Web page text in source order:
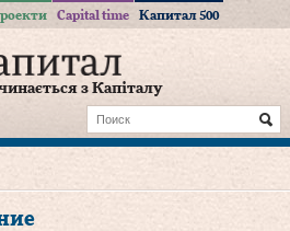
Capital time Капитал 500
з Капіталу